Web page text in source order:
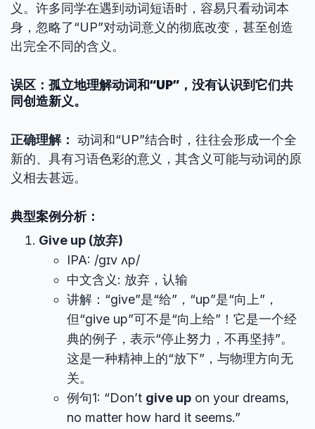
义。许多同学在遇到动词短语时，容易只看动词本
身，忽略了“UP”对动词意义的彻底改变，甚至创造
出完全不同的含义。
误区：孤立地理解动词和“UP”，没有认识到它们共
同创造新义。
正确理解： 动词和“UP”结合时，往往会形成一个全
新的、具有习语色彩的意义，其含义可能与动词的原
义相去甚远。
典型案例分析：
Give up (放弃)
IPA: /ɡɪv ʌp/
中文含义: 放弃，认输
讲解：“give”是“给”，“up”是“向上”，
但“give up”可不是“向上给”！它是一个经
典的例子，表示“停止努力，不再坚持”。
这是一种精神上的“放下”，与物理方向无
关。
例句1: “Don’t give up on your dreams,
no matter how hard it seems.”